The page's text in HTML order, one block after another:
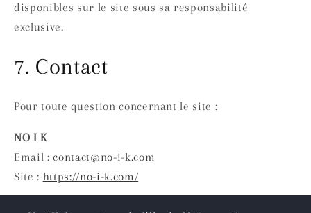
disponibles sur le site sous sa responsabilité
exclusive.
7. Contact
Pour toute question concernant le site :
NO I K
Email :contact@no-i-k.com
Site : https://no-i-k.com/